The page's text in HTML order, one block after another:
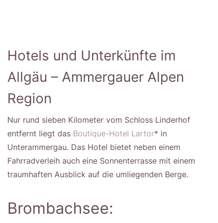
Hotels und Unterkünfte im
Allgäu – Ammergauer Alpen
Region
Nur rund sieben Kilometer vom Schloss Linderhof
entfernt liegt das Boutique-Hotel Lartor* in
Unterammergau. Das Hotel bietet neben einem
Fahrradverleih auch eine Sonnenterrasse mit einem
traumhaften Ausblick auf die umliegenden Berge.
Brombachsee: